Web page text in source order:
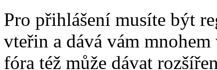
Pro přihlášení musíte být
vteřin a dává vám
fóra též může dávat